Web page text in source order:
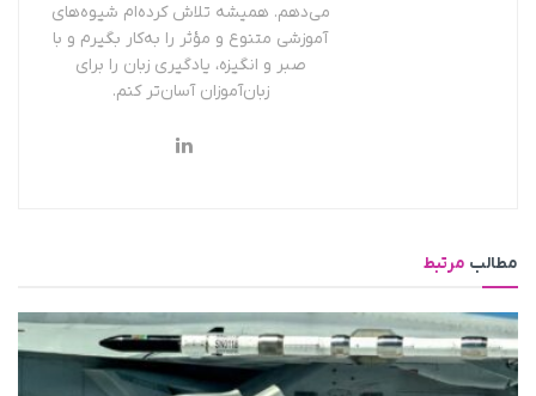
می‌دهم. همیشه تلاش کرده‌ام شیوه‌های
آموزشی متنوع و مؤثر را به‌کار بگیرم و با
صبر و انگیزه، یادگیری زبان را برای
زبان‌آموزان آسان‌تر کنم.
مطالب مرتبط